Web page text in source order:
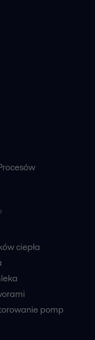
ciepła
pomp